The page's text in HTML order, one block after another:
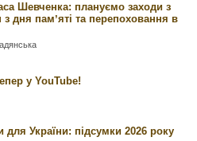
Шевченка: плануємо заходи з
дня памʼяті та перепоховання в
у YouTube!
України: підсумки 2026 року